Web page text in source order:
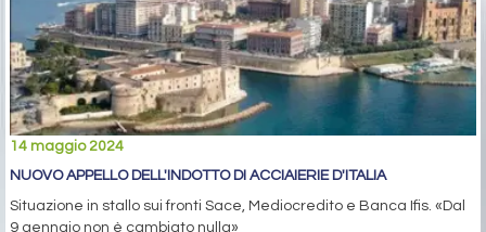
14 maggio 2024
NUOVO APPELLO DELL'INDOTTO DI ACCIAIERIE D'ITALIA
Situazione in stallo sui fronti Sace, Mediocredito e Banca Ifis. «Dal
9 gennaio non è cambiato nulla»